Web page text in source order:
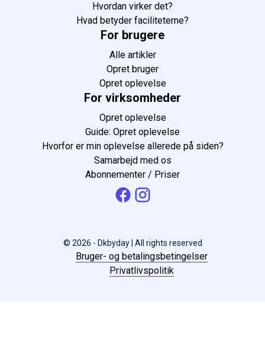
Hvordan virker det?
Hvad betyder faciliteterne?
For brugere
Alle artikler
Opret bruger
Opret oplevelse
For virksomheder
Opret oplevelse
Guide: Opret oplevelse
Hvorfor er min oplevelse allerede på siden?
Samarbejd med os
Abonnementer / Priser
© 2026 - Dkbyday | All rights reserved
Bruger- og betalingsbetingelser
Privatlivspolitik